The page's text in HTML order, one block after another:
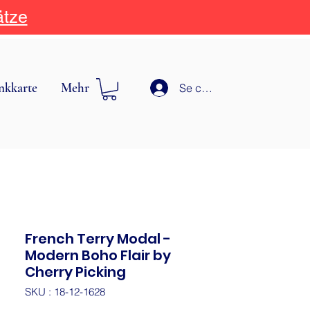
Mehr Se connecter
French Terry Modal -
Modern Boho Flair by
Cherry Picking
SKU : 18-12-1628